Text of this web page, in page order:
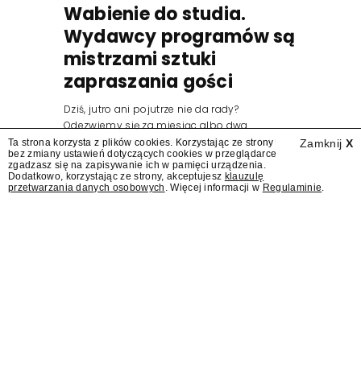
Wabienie do studia.
Wydawcy programów są
mistrzami sztuki
zapraszania gości
Dziś, jutro ani pojutrze nie da rady?
Odezwiemy się za miesiąc albo dwa.
Wydawcy programów są mistrzami sztuki
zapraszania gości.
Zamknij X
Ta strona korzysta z plików cookies. Korzystając ze strony
bez zmiany ustawień dotyczących cookies w przeglądarce
zgadzasz się na zapisywanie ich w pamięci urządzenia.
Dodatkowo, korzystając ze strony, akceptujesz klauzulę
przetwarzania danych osobowych . Więcej informacji w Regulaminie.